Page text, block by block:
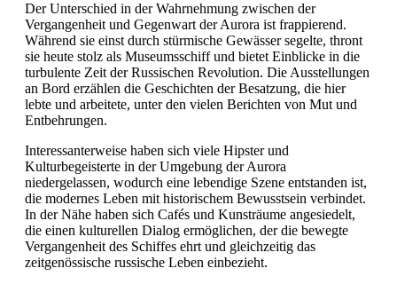
Der Unterschied in der Wahrnehmung zwischen der
Vergangenheit und Gegenwart der Aurora ist frappierend.
Während sie einst durch stürmische Gewässer segelte, thront
sie heute stolz als Museumsschiff und bietet Einblicke in die
turbulente Zeit der Russischen Revolution. Die Ausstellungen
an Bord erzählen die Geschichten der Besatzung, die hier
lebte und arbeitete, unter den vielen Berichten von Mut und
Entbehrungen.
Interessanterweise haben sich viele Hipster und
Kulturbegeisterte in der Umgebung der Aurora
niedergelassen, wodurch eine lebendige Szene entstanden ist,
die modernes Leben mit historischem Bewusstsein verbindet.
In der Nähe haben sich Cafés und Kunsträume angesiedelt,
die einen kulturellen Dialog ermöglichen, der die bewegte
Vergangenheit des Schiffes ehrt und gleichzeitig das
zeitgenössische russische Leben einbezieht.